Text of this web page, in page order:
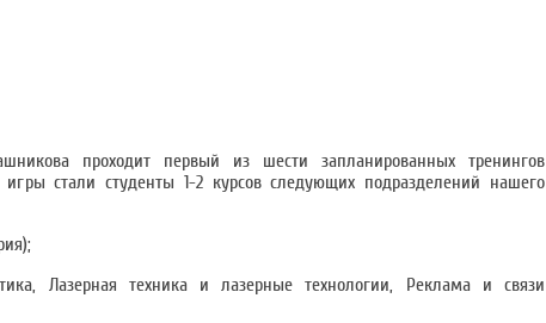
проходит первый из шести запланированных тренингов
стали студенты 1-2 курсов следующих подразделений нашего
Лазерная техника и лазерные технологии, Реклама и связи